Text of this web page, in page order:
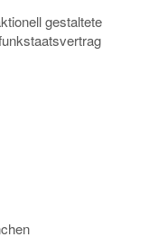
gestaltete